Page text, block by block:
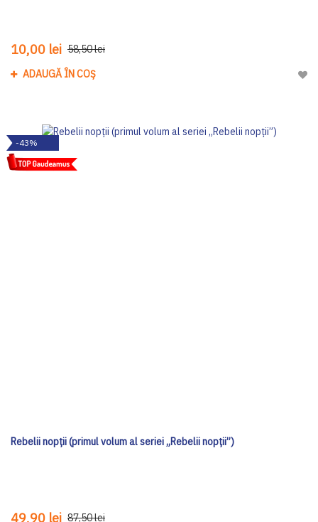
10,00 lei 58,50 lei
ADAUGĂ ÎN COȘ
-43%
Rebelii nopții (primul volum al seriei „Rebelii nopții”)
49,90 lei 87,50 lei